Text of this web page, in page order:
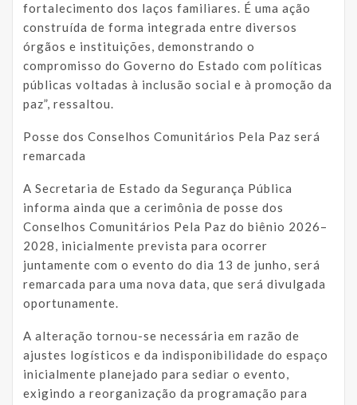
fortalecimento dos laços familiares. É uma ação
construída de forma integrada entre diversos
órgãos e instituições, demonstrando o
compromisso do Governo do Estado com políticas
públicas voltadas à inclusão social e à promoção da
paz”, ressaltou.
Posse dos Conselhos Comunitários Pela Paz será
remarcada
A Secretaria de Estado da Segurança Pública
informa ainda que a cerimônia de posse dos
Conselhos Comunitários Pela Paz do biênio 2026–
2028, inicialmente prevista para ocorrer
juntamente com o evento do dia 13 de junho, será
remarcada para uma nova data, que será divulgada
oportunamente.
A alteração tornou-se necessária em razão de
ajustes logísticos e da indisponibilidade do espaço
inicialmente planejado para sediar o evento,
exigindo a reorganização da programação para